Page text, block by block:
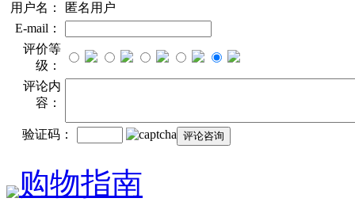
用户名：
匿名用户
E-mail：
评价等
级：
评论内
容：
验证码：
购物指南